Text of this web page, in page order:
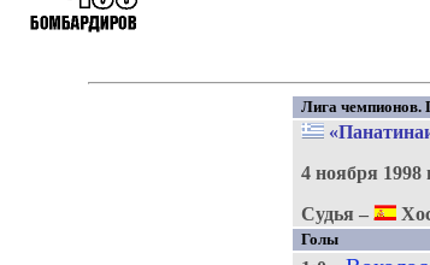
Лига чемпионов.
4 ноября 1998
Судья –
Голы